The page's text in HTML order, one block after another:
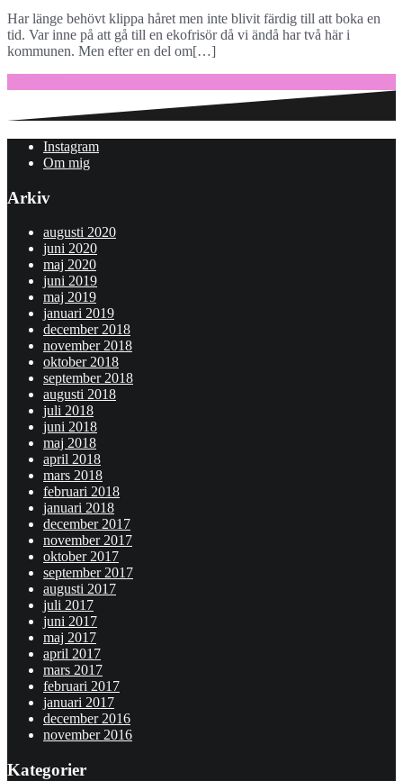
Har länge behövt klippa håret men inte blivit färdig till att boka en
tid. Var inne på att gå till en ekofrisör då vi ändå har två här i
kommunen. Men efter en del om[…]
Instagram
Om mig
Arkiv
augusti 2020
juni 2020
maj 2020
juni 2019
maj 2019
januari 2019
december 2018
november 2018
oktober 2018
september 2018
augusti 2018
juli 2018
juni 2018
maj 2018
april 2018
mars 2018
februari 2018
januari 2018
december 2017
november 2017
oktober 2017
september 2017
augusti 2017
juli 2017
juni 2017
maj 2017
april 2017
mars 2017
februari 2017
januari 2017
december 2016
november 2016
Kategorier